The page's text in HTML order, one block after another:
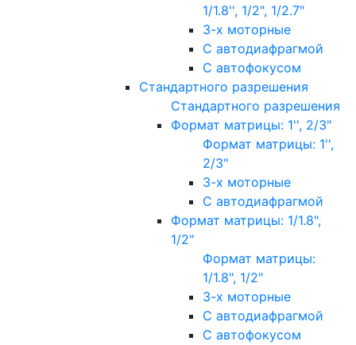
1/1.8'', 1/2", 1/2.7"
3-х моторные
С автодиафрагмой
С автофокусом
Стандартного разрешения
Стандартного разрешения
Формат матрицы: 1'', 2/3"
Формат матрицы: 1'',
2/3"
3-х моторные
С автодиафрагмой
Формат матрицы: 1/1.8",
1/2"
Формат матрицы:
1/1.8", 1/2"
3-х моторные
С автодиафрагмой
С автофокусом